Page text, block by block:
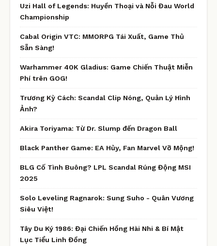
Uzi Hall of Legends: Huyền Thoại và Nỗi Đau World
Championship
Cabal Origin VTC: MMORPG Tái Xuất, Game Thủ
Sẵn Sàng!
Warhammer 40K Gladius: Game Chiến Thuật Miễn
Phí trên GOG!
Trương Kỳ Cách: Scandal Clip Nóng, Quản Lý Hình
Ảnh?
Akira Toriyama: Từ Dr. Slump đến Dragon Ball
Black Panther Game: EA Hủy, Fan Marvel Vỡ Mộng!
BLG Cố Tình Buông? LPL Scandal Rúng Động MSI
2025
Solo Leveling Ragnarok: Sung Suho - Quân Vương
Siêu Việt!
Tây Du Ký 1986: Đại Chiến Hồng Hài Nhi & Bí Mật
Lục Tiểu Linh Đồng